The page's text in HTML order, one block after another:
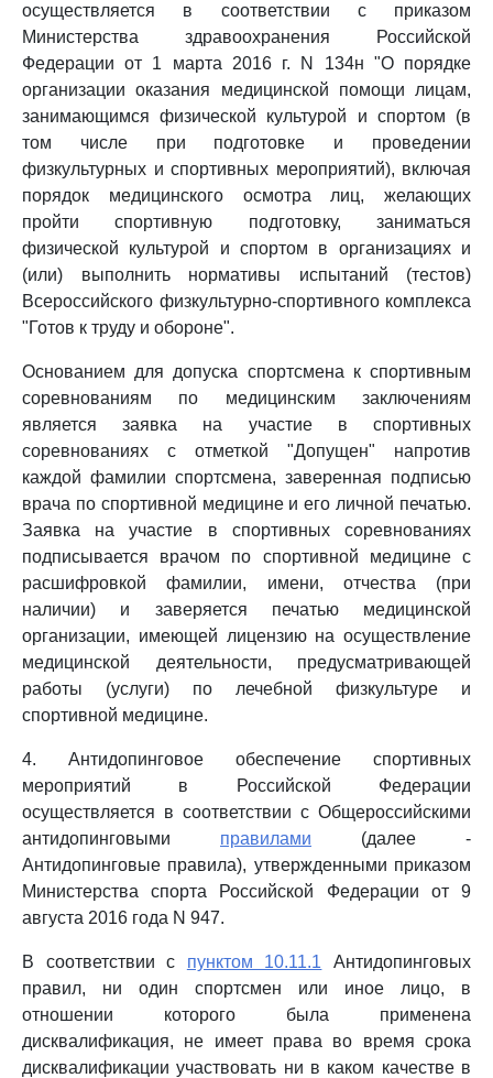
осуществляется в соответствии с приказом
Министерства здравоохранения Российской
Федерации от 1 марта 2016 г. N 134н "О порядке
организации оказания медицинской помощи лицам,
занимающимся физической культурой и спортом (в
том числе при подготовке и проведении
физкультурных и спортивных мероприятий), включая
порядок медицинского осмотра лиц, желающих
пройти спортивную подготовку, заниматься
физической культурой и спортом в организациях и
(или) выполнить нормативы испытаний (тестов)
Всероссийского физкультурно-спортивного комплекса
"Готов к труду и обороне".
Основанием для допуска спортсмена к спортивным
соревнованиям по медицинским заключениям
является заявка на участие в спортивных
соревнованиях с отметкой "Допущен" напротив
каждой фамилии спортсмена, заверенная подписью
врача по спортивной медицине и его личной печатью.
Заявка на участие в спортивных соревнованиях
подписывается врачом по спортивной медицине с
расшифровкой фамилии, имени, отчества (при
наличии) и заверяется печатью медицинской
организации, имеющей лицензию на осуществление
медицинской деятельности, предусматривающей
работы (услуги) по лечебной физкультуре и
спортивной медицине.
4. Антидопинговое обеспечение спортивных
мероприятий в Российской Федерации
осуществляется в соответствии с Общероссийскими
антидопинговыми правилами (далее -
Антидопинговые правила), утвержденными приказом
Министерства спорта Российской Федерации от 9
августа 2016 года N 947.
В соответствии с пунктом 10.11.1 Антидопинговых
правил, ни один спортсмен или иное лицо, в
отношении которого была применена
дисквалификация, не имеет права во время срока
дисквалификации участвовать ни в каком качестве в